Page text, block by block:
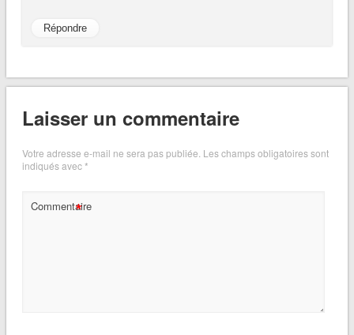
Répondre
Laisser un commentaire
Votre adresse e-mail ne sera pas publiée. Les champs obligatoires sont
indiqués avec*
Commentaire
*